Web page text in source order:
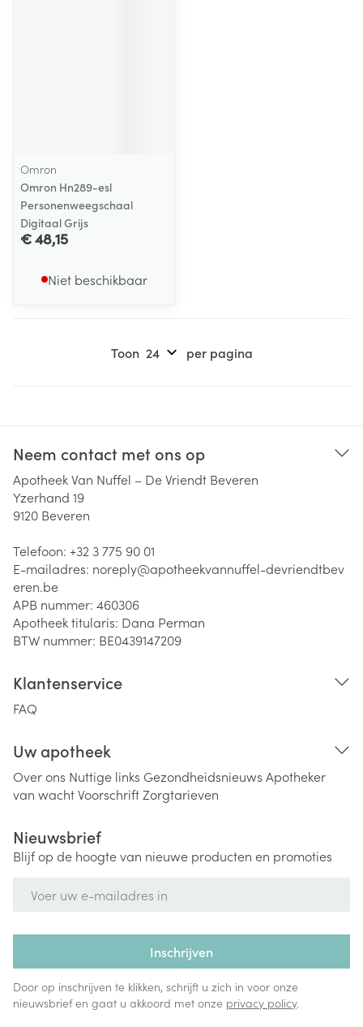
Omron
Omron Hn289-esl
Personenweegschaal
Digitaal Grijs
€ 48,15
Niet beschikbaar
Toon per pagina
Neem contact met ons op
Apotheek Van Nuffel – De Vriendt Beveren
Yzerhand 19
9120 Beveren
Telefoon: +32 3 775 90 01
E-mailadres: noreply@apotheekvannuffel-devriendtbev
eren.be
APB nummer: 460306
Apotheek titularis: Dana Perman
BTW nummer: BE0439147209
Klantenservice
FAQ
Uw apotheek
Over ons Nuttige links Gezondheidsnieuws Apotheker
van wachtVoorschriftZorgtarieven
Nieuwsbrief
Blijf op de hoogte van nieuwe producten en promoties
Inschrijven
Door op inschrijven te klikken, schrijft u zich in voor onze
nieuwsbrief en gaat u akkoord met onze privacy policy.